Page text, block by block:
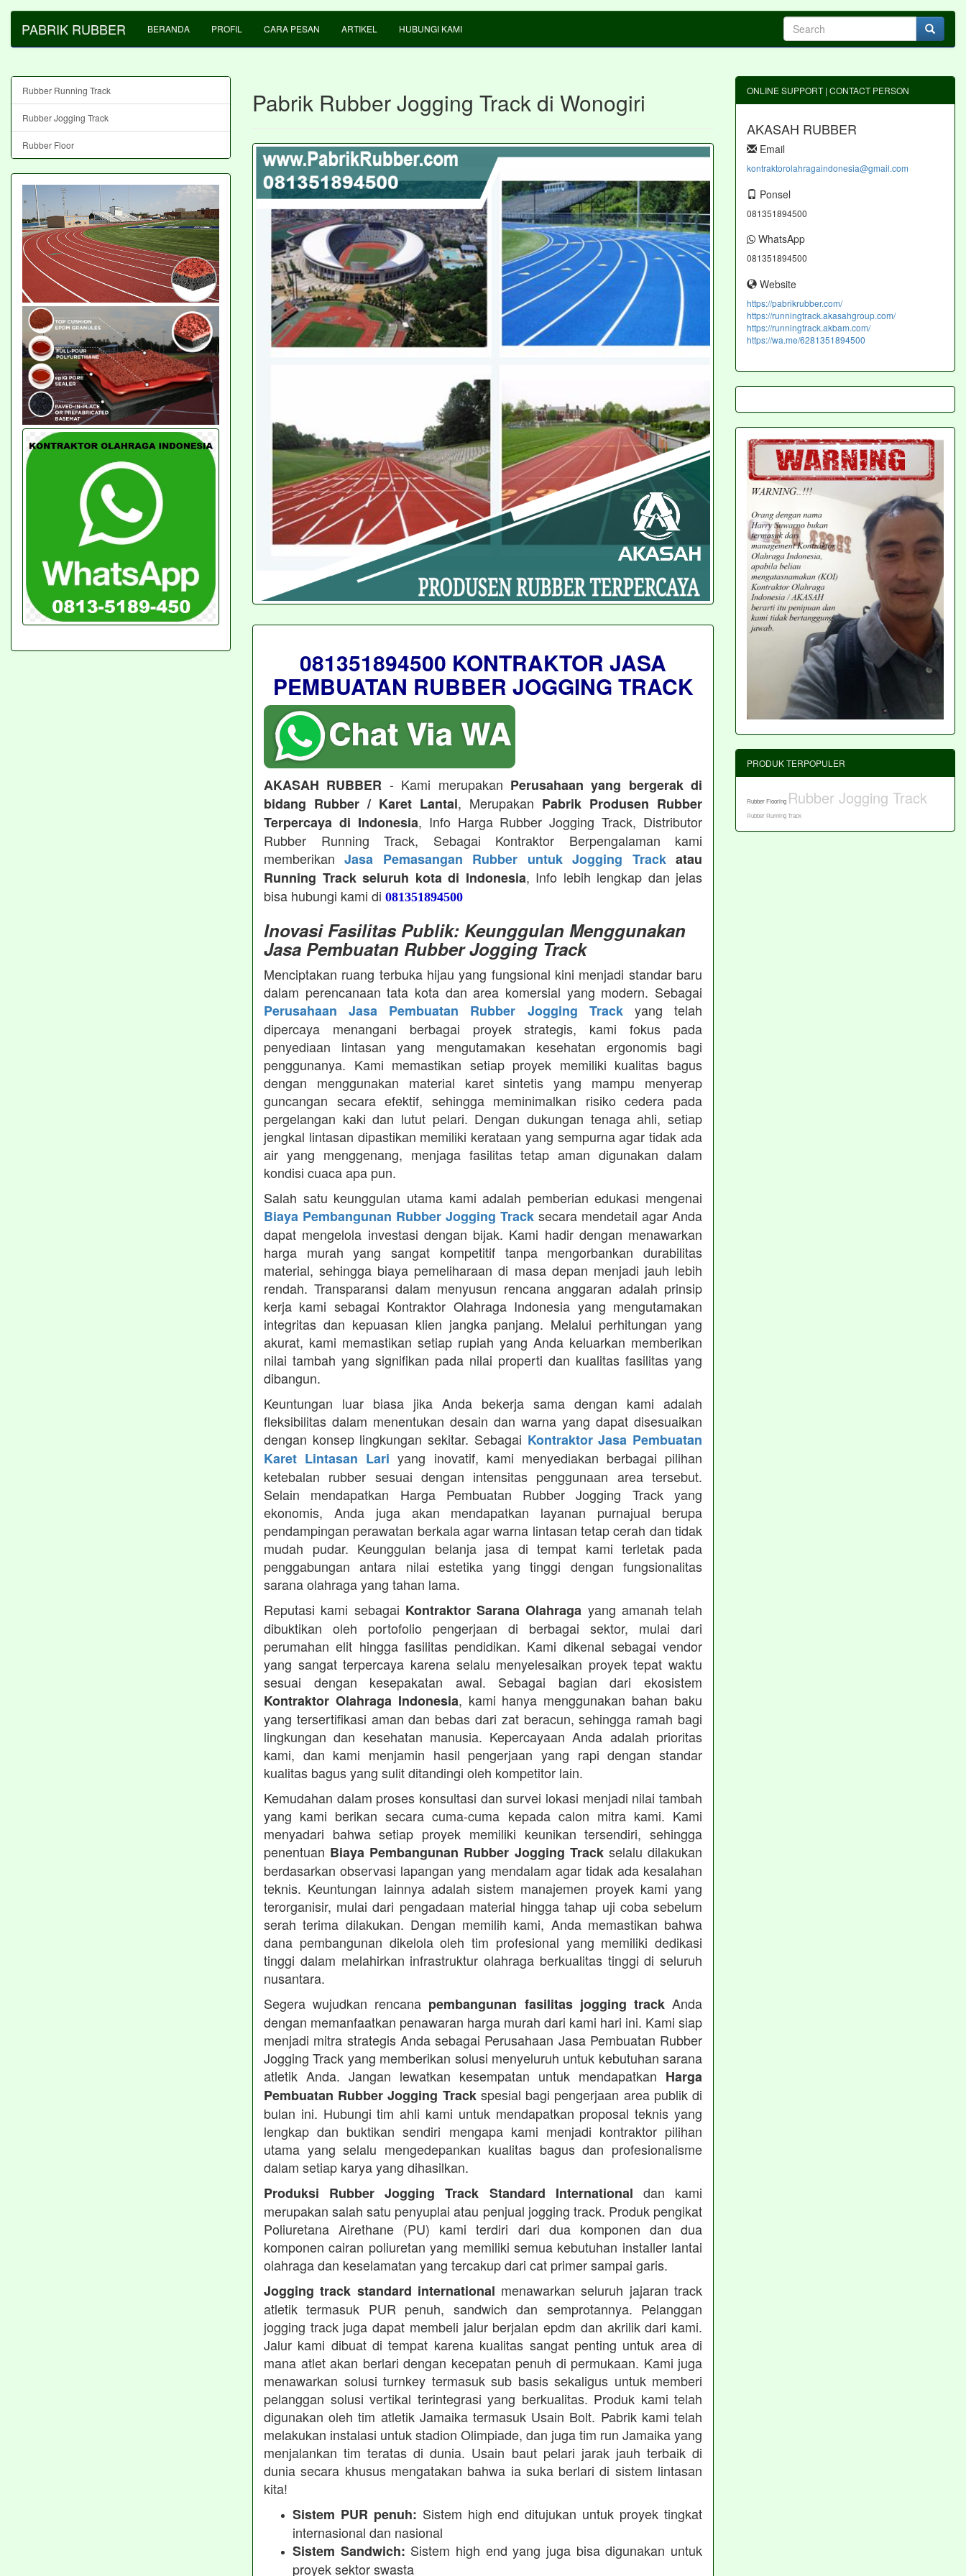
PABRIK RUBBER BERANDA PROFIL CARA PESAN ARTIKEL HUBUNGI KAMI
Pabrik Rubber Jogging Track di Wonogiri
081351894500 KONTRAKTOR JASA
PEMBUATAN RUBBER JOGGING TRACK
AKASAH RUBBER - Kami merupakan Perusahaan yang bergerak di
bidang Rubber / Karet Lantai, Merupakan Pabrik Produsen Rubber
Terpercaya di Indonesia, Info Harga Rubber Jogging Track, Distributor
Rubber Running Track, Sebagai Kontraktor Berpengalaman kami
memberikanJasa Pemasangan Rubber untuk Jogging Trackatau
Running Track seluruh kota di Indonesia, Info lebih lengkap dan jelas
bisa hubungi kami di 081351894500
Inovasi Fasilitas Publik: Keunggulan Menggunakan
Jasa Pembuatan Rubber Jogging Track
Menciptakan ruang terbuka hijau yang fungsional kini menjadi standar baru
dalam perencanaan tata kota dan area komersial yang modern. Sebagai
Perusahaan Jasa Pembuatan Rubber Jogging Trackyang telah
dipercaya menangani berbagai proyek strategis, kami fokus pada
penyediaan lintasan yang mengutamakan kesehatan ergonomis bagi
penggunanya. Kami memastikan setiap proyek memiliki kualitas bagus
dengan menggunakan material karet sintetis yang mampu menyerap
guncangan secara efektif, sehingga meminimalkan risiko cedera pada
pergelangan kaki dan lutut pelari. Dengan dukungan tenaga ahli, setiap
jengkal lintasan dipastikan memiliki kerataan yang sempurna agar tidak ada
air yang menggenang, menjaga fasilitas tetap aman digunakan dalam
kondisi cuaca apa pun.
Salah satu keunggulan utama kami adalah pemberian edukasi mengenai
Biaya Pembangunan Rubber Jogging Track secara mendetail agar Anda
dapat mengelola investasi dengan bijak. Kami hadir dengan menawarkan
harga murah yang sangat kompetitif tanpa mengorbankan durabilitas
material, sehingga biaya pemeliharaan di masa depan menjadi jauh lebih
rendah. Transparansi dalam menyusun rencana anggaran adalah prinsip
kerja kami sebagai Kontraktor Olahraga Indonesia yang mengutamakan
integritas dan kepuasan klien jangka panjang. Melalui perhitungan yang
akurat, kami memastikan setiap rupiah yang Anda keluarkan memberikan
nilai tambah yang signifikan pada nilai properti dan kualitas fasilitas yang
dibangun.
Keuntungan luar biasa jika Anda bekerja sama dengan kami adalah
fleksibilitas dalam menentukan desain dan warna yang dapat disesuaikan
dengan konsep lingkungan sekitar. Sebagai Kontraktor Jasa Pembuatan
Karet Lintasan Lari yang inovatif, kami menyediakan berbagai pilihan
ketebalan rubber sesuai dengan intensitas penggunaan area tersebut.
Selain mendapatkan Harga Pembuatan Rubber Jogging Track yang
ekonomis, Anda juga akan mendapatkan layanan purnajual berupa
pendampingan perawatan berkala agar warna lintasan tetap cerah dan tidak
mudah pudar. Keunggulan belanja jasa di tempat kami terletak pada
penggabungan antara nilai estetika yang tinggi dengan fungsionalitas
sarana olahraga yang tahan lama.
Reputasi kami sebagai Kontraktor Sarana Olahraga yang amanah telah
dibuktikan oleh portofolio pengerjaan di berbagai sektor, mulai dari
perumahan elit hingga fasilitas pendidikan. Kami dikenal sebagai vendor
yang sangat terpercaya karena selalu menyelesaikan proyek tepat waktu
sesuai dengan kesepakatan awal. Sebagai bagian dari ekosistem
Kontraktor Olahraga Indonesia, kami hanya menggunakan bahan baku
yang tersertifikasi aman dan bebas dari zat beracun, sehingga ramah bagi
lingkungan dan kesehatan manusia. Kepercayaan Anda adalah prioritas
kami, dan kami menjamin hasil pengerjaan yang rapi dengan standar
kualitas bagus yang sulit ditandingi oleh kompetitor lain.
Kemudahan dalam proses konsultasi dan survei lokasi menjadi nilai tambah
yang kami berikan secara cuma-cuma kepada calon mitra kami. Kami
menyadari bahwa setiap proyek memiliki keunikan tersendiri, sehingga
penentuan Biaya Pembangunan Rubber Jogging Trackselalu dilakukan
berdasarkan observasi lapangan yang mendalam agar tidak ada kesalahan
teknis. Keuntungan lainnya adalah sistem manajemen proyek kami yang
terorganisir, mulai dari pengadaan material hingga tahap uji coba sebelum
serah terima dilakukan. Dengan memilih kami, Anda memastikan bahwa
dana pembangunan dikelola oleh tim profesional yang memiliki dedikasi
tinggi dalam melahirkan infrastruktur olahraga berkualitas tinggi di seluruh
nusantara.
Segera wujudkan rencana pembangunan fasilitas jogging trackAnda
dengan memanfaatkan penawaran harga murah dari kami hari ini. Kami siap
menjadi mitra strategis Anda sebagai Perusahaan Jasa Pembuatan Rubber
Jogging Track yang memberikan solusi menyeluruh untuk kebutuhan sarana
atletik Anda. Jangan lewatkan kesempatan untuk mendapatkan Harga
Pembuatan Rubber Jogging Trackspesial bagi pengerjaan area publik di
bulan ini. Hubungi tim ahli kami untuk mendapatkan proposal teknis yang
lengkap dan buktikan sendiri mengapa kami menjadi kontraktor pilihan
utama yang selalu mengedepankan kualitas bagus dan profesionalisme
dalam setiap karya yang dihasilkan.
Produksi Rubber Jogging Track Standard International dan kami
merupakan salah satu penyuplai atau penjual jogging track. Produk pengikat
Poliuretana Airethane (PU) kami terdiri dari dua komponen dan dua
komponen cairan poliuretan yang memiliki semua kebutuhan installer lantai
olahraga dan keselamatan yang tercakup dari cat primer sampai garis.
Jogging track standard international menawarkan seluruh jajaran track
atletik termasuk PUR penuh, sandwich dan semprotannya. Pelanggan
jogging track juga dapat membeli jalur berjalan epdm dan akrilik dari kami.
Jalur kami dibuat di tempat karena kualitas sangat penting untuk area di
mana atlet akan berlari dengan kecepatan penuh di permukaan. Kami juga
menawarkan solusi turnkey termasuk sub basis sekaligus untuk memberi
pelanggan solusi vertikal terintegrasi yang berkualitas. Produk kami telah
digunakan oleh tim atletik Jamaika termasuk Usain Bolt. Pabrik kami telah
melakukan instalasi untuk stadion Olimpiade, dan juga tim run Jamaika yang
menjalankan tim teratas di dunia. Usain baut pelari jarak jauh terbaik di
dunia secara khusus mengatakan bahwa ia suka berlari di sistem lintasan
kita!
Sistem PUR penuh: Sistem high end ditujukan untuk proyek tingkat
internasional dan nasional
Sistem Sandwich: Sistem high end yang juga bisa digunakan untuk
proyek sektor swasta
Rubber Running Track
Rubber Jogging Track
Rubber Floor
ONLINE SUPPORT | CONTACT PERSON
AKASAH RUBBER
Email
kontraktorolahragaindonesia@gmail.com
Ponsel
081351894500
WhatsApp
081351894500
Website
https://pabrikrubber.com/
https://runningtrack.akasahgroup.com/
https://runningtrack.akbam.com/
https://wa.me/6281351894500
PRODUK TERPOPULER
Rubber Flooring Rubber Jogging Track
Rubber Running Track